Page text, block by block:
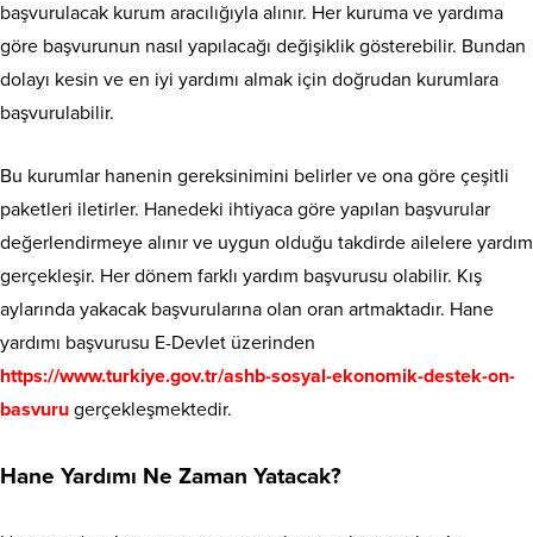
başvurulacak kurum aracılığıyla alınır. Her kuruma ve yardıma
göre başvurunun nasıl yapılacağı değişiklik gösterebilir. Bundan
dolayı kesin ve en iyi yardımı almak için doğrudan kurumlara
başvurulabilir.
Bu kurumlar hanenin gereksinimini belirler ve ona göre çeşitli
paketleri iletirler. Hanedeki ihtiyaca göre yapılan başvurular
değerlendirmeye alınır ve uygun olduğu takdirde ailelere yardım
gerçekleşir. Her dönem farklı yardım başvurusu olabilir. Kış
aylarında yakacak başvurularına olan oran artmaktadır. Hane
yardımı başvurusu E-Devlet üzerinden
https://www.turkiye.gov.tr/ashb-sosyal-ekonomik-destek-on-
basvuru gerçekleşmektedir.
Hane Yardımı Ne Zaman Yatacak?